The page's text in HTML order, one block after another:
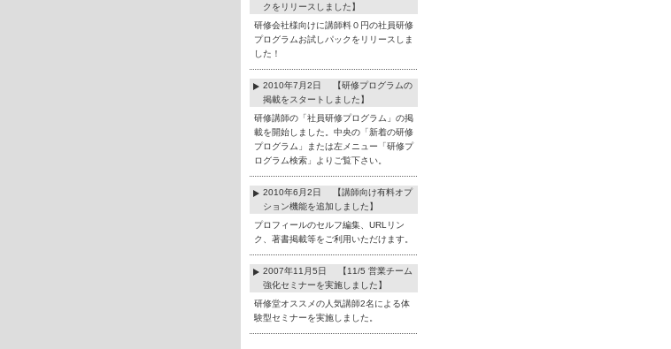
クをリリースしました】
研修会社様向けに講師料０円の社員研修
プログラムお試しパックをリリースしま
した！
2010年7月2日 【研修プログラムの
掲載をスタートしました】
研修講師の「社員研修プログラム」の掲
載を開始しました。中央の「新着の研修
プログラム」または左メニュー「研修プ
ログラム検索」よりご覧下さい。
2010年6月2日 【講師向け有料オプ
ション機能を追加しました】
プロフィールのセルフ編集、URLリン
ク、著書掲載等をご利用いただけます。
2007年11月5日 【11/5 営業チーム
強化セミナーを実施しました】
研修堂オススメの人気講師2名による体
験型セミナーを実施しました。